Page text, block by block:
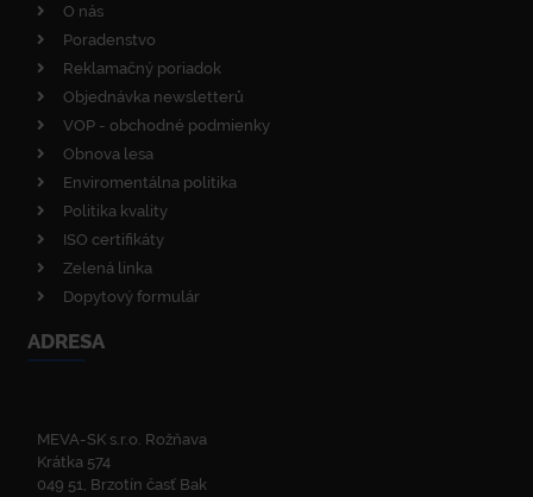
O nás
Poradenstvo
Reklamačný poriadok
Objednávka newsletterů
VOP - obchodné podmienky
Obnova lesa
Enviromentálna politika
Politika kvality
ISO certifikáty
Zelená linka
Dopytový formulár
ADRESA
MEVA-SK s.r.o. Rožňava
Krátka 574
049 51, Brzotín časť Bak